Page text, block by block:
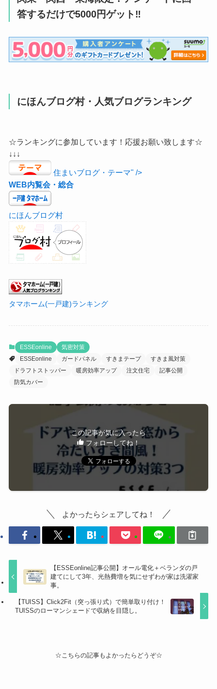
答するだけで5000円ゲット‼
にほんブログ村・人気ブログランキング
☆ランキングに参加しています！応援お願い致します☆
↓↓↓
住まいブログ・テーマ" />
WEB内覧会・総合
にほんブログ村
タマホーム(一戸建)ランキング
ESSEonline
気密対策
ESSEonline
ガードパネル すきまテープ
すきま風対策
ドラフトストッパー
暖房効率アップ 注文住宅
記事公開
防気カバー
この記事が気に入ったら
フォローしてね！
よかったらシェアしてね！
【ESSEonline記事公開】オール電化＋ベランダの戸
建てにして3年、光熱費増を気にせずわが家は洗濯家
事。
【TUISS】Click2Fit（突っ張り式）で簡単取り付け！
TUISSのローマンシェードで収納を目隠し。
☆こちらの記事もよかったらどうぞ☆